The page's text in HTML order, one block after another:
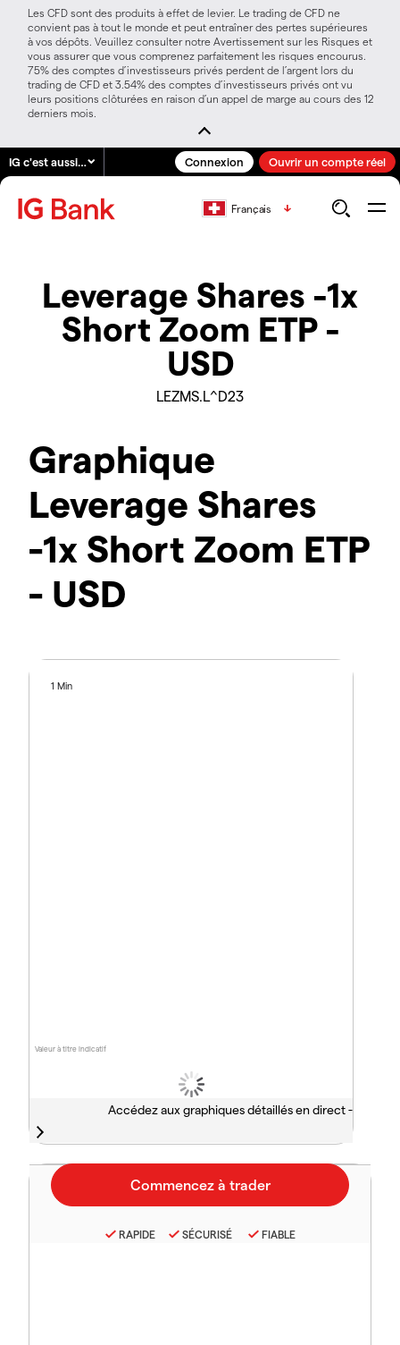
Les CFD sont des produits à effet de levier. Le trading de CFD ne
convient pas à tout le monde et peut entraîner des pertes supérieures
à vos dépôts. Veuillez consulter notre Avertissement sur les Risques et
vous assurer que vous comprenez parfaitement les risques encourus.
75% des comptes d’investisseurs privés perdent de l’argent lors du
trading de CFD et 3.54% des comptes d’investisseurs privés ont vu
leurs positions clôturées en raison d’un appel de marge au cours des 12
derniers mois.
IG c'est aussi… Connexion Ouvrir un compte réel
Français
Leverage Shares -1x
Short Zoom ETP -
USD
LEZMS.L^D23
Graphique
Leverage Shares
-1x Short Zoom ETP
- USD
Valeur à titre indicatif
1 Min
Accédez aux graphiques détaillés en direct -
RAPIDE SÉCURISÉ FIABLE